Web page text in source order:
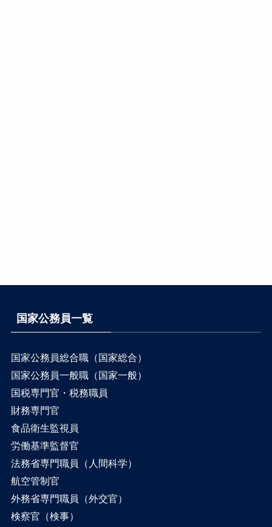
国家公務員一覧
国家公務員総合職（国家総合）
国家公務員一般職（国家一般）
国税専門官・税務職員
財務専門官
食品衛生監視員
労働基準監督官
法務省専門職員（人間科学）
航空管制官
外務省専門職員（外交官）
検察官（検事）